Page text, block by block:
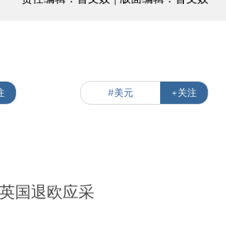
#美元 +关注
国退欧应采